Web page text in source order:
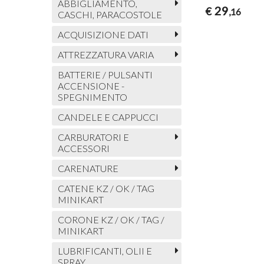
€ 29,16
ABBIGLIAMENTO,
CASCHI, PARACOSTOLE
ACQUISIZIONE DATI
ATTREZZATURA VARIA
BATTERIE / PULSANTI
ACCENSIONE -
SPEGNIMENTO
CANDELE E CAPPUCCI
CARBURATORI E
ACCESSORI
CARENATURE
CATENE KZ / OK / TAG
MINIKART
CORONE KZ / OK / TAG /
MINIKART
LUBRIFICANTI, OLII E